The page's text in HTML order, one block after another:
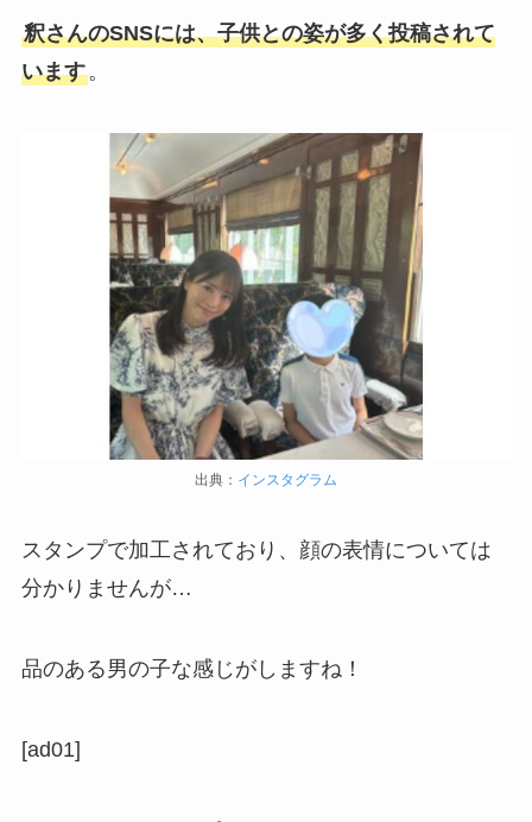
釈さんのSNSには、子供との姿が多く投稿されて
います。
出典： インスタグラム
スタンプで加工されており、顔の表情については
分かりませんが…
品のある男の子な感じがしますね！
[ad01]